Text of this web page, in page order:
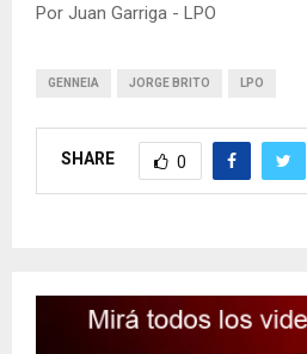
Por Juan Garriga - LPO
GENNEIA JORGE BRITO LPO
SHARE 0